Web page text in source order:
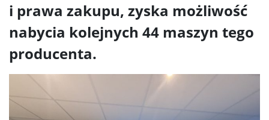
i prawa zakupu, zyska możliwość
nabycia kolejnych 44 maszyn tego
producenta.